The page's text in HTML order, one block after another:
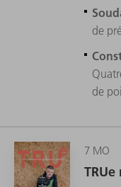
de
de
7 MO
TRUe